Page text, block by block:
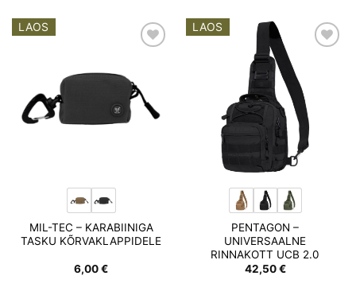
LAOS
MIL-TEC – KARABIINIGA
TASKU KÕRVAKLAPPIDELE
6,00€
LAOS
PENTAGON –
UNIVERSAALNE
RINNAKOTT UCB 2.0
42,50€